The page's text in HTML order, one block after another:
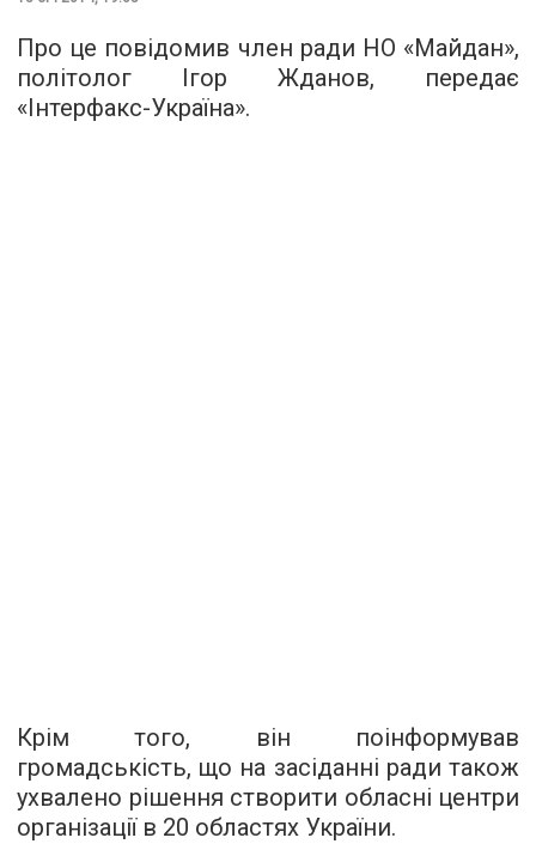
Про це повідомив член ради НО «Майдан»,
політолог Ігор Жданов, передає
«Інтерфакс-Україна».
Крім того, він поінформував
громадськість, що на засіданні ради також
ухвалено рішення створити обласні центри
організації в 20 областях України.